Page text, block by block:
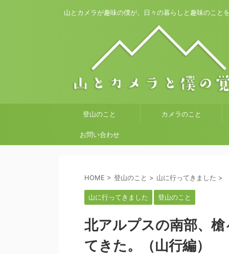
山とカメラが趣味の僕が、日々の暮らしと趣味のこと
登山のこと カメラのこと
お問い合わせ
HOME > 登山のこと > 山に行ってきました >
山に行ってきました 登山のこと
北アルプスの南部、
てきた。（山行編）